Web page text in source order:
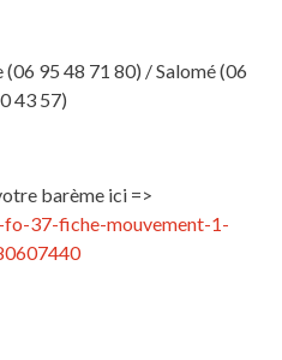
95 48 71 80) / Salomé (06
43 57)
barème ici =>
37-fiche-mouvement-1-